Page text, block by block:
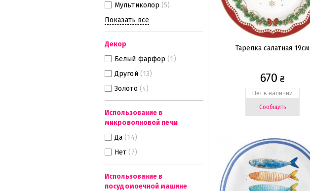
Мультиколор (5)
Показать всё
Декор
Белый фарфор (1)
Другой (13)
Золото (4)
Использование в
микроволновой печи
Да (14)
Нет (7)
Использование в
посудомоечной машине
Тарелка салатная 19см
670 ₴
Нет в наличии
Сообщить